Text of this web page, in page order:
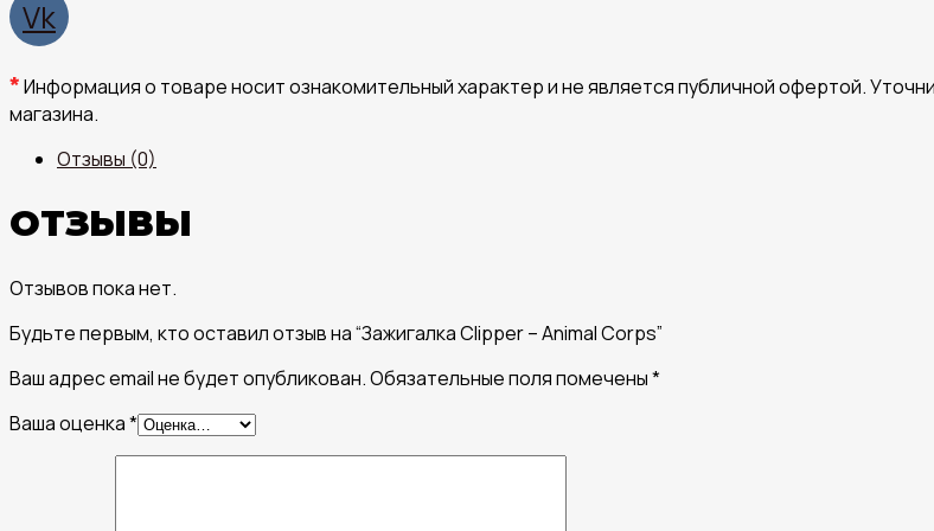
Vk
*Информация о товаре носит ознакомительный характер и не является публичной офертой.
магазина.
Отзывы (0)
ОТЗЫВЫ
Отзывов пока нет.
Будьте первым, кто оставил отзыв на “Зажигалка Clipper – Animal Corps”
Ваш адрес email не будет опубликован.Обязательные поля помечены*
Ваша оценка*